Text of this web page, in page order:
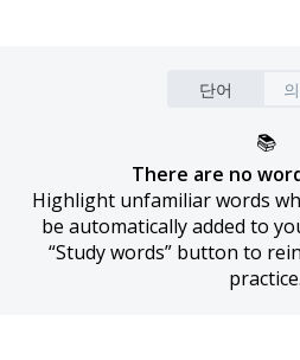
단어
📚
There are no
Highlight unfamiliar words
be automatically added to
“Study words” button to
practice.